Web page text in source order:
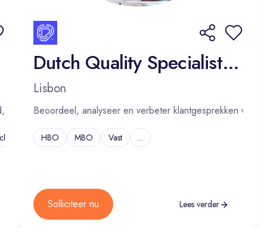
zowel vanuit huis als op kantoor.
arbeidsvoorwaarden (voorwaarden
met een maximum van €5.410,39 bruto per
afhankelijk van opleiding en ervaring;
voor 1 jaar. Verlenging is mogelijk,
ontwikkelingen en financiering;
van 8 % per jaar;
trainingen via Academie Jeugdstem;
euro netto per dag;
begeleid medewerkers en werk hybride in Utrecht.
Dutch Quality Specialist - Lisbon, Portugal
Lisbon
Beoordeel, analyseer en verbeter klantgesprekken voor
HBO MBO Vast ...
Solliciteer nu Lees verder